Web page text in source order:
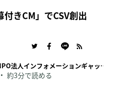
きCM」でCSV創出
伊藤 芳浩 （NPO法人インフォメーションギャップバスター）
約3分で読める